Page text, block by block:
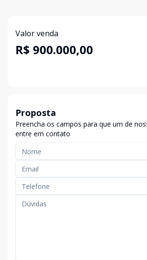
Valor venda
R$ 900.000,00
Proposta
Preencha os campos para que um de
entre em contato